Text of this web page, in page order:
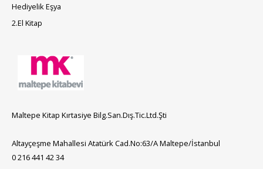
Hediyelik Eşya
2.El Kitap
Maltepe Kitap Kırtasiye Bilg.San.Dış.Tic.Ltd.Şti
Altayçeşme Mahallesi Atatürk Cad.No:63/A Maltepe/İstanbul
0 216 441 42 34